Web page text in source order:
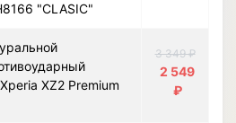
"CLASIC"
XZ2 Premium
3 349 ₽
2 549
₽